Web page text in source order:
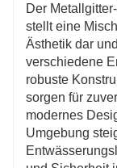
Der
stellt eine
Ästhetik dar
verschiedene
robuste
sorgen für
modernes
Umgebung